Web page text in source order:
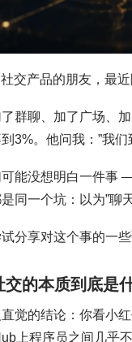
交产品的朋友，最近
群聊、加了广场、
3%。他问我：”我们
能没想明白一件事
同一个坑：以为”聊
分享对这个事的一
交的本质到底是
觉的结论：你看小
上程序员之间几乎